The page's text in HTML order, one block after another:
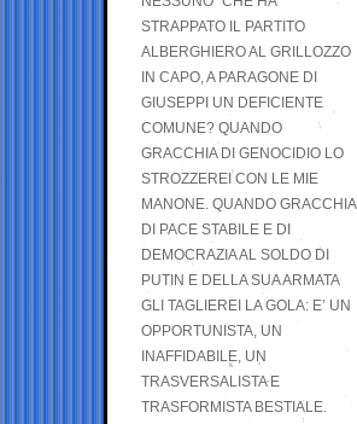
STRAPPATO IL PARTITO
ALBERGHIERO AL GRILLOZZO
IN CAPO, A PARAGONE DI
GIUSEPPI UN DEFICIENTE
COMUNE? QUANDO
GRACCHIA DI GENOCIDIO LO
STROZZEREI CON LE MIE
MANONE. QUANDO GRACCHIA
DI PACE STABILE E DI
DEMOCRAZIA AL SOLDO DI
PUTIN E DELLA SUA ARMATA
GLI TAGLIEREI LA GOLA: E’ UN
OPPORTUNISTA, UN
INAFFIDABILE, UN
TRASVERSALISTA E
TRASFORMISTA BESTIALE.